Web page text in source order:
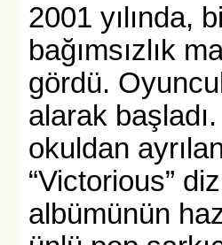
2001 yılında,
bağımsızlık
gördü.
alarak
okuldan
“Victorious”
albümünün